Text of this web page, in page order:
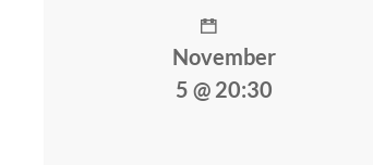
November
5 @ 20:30